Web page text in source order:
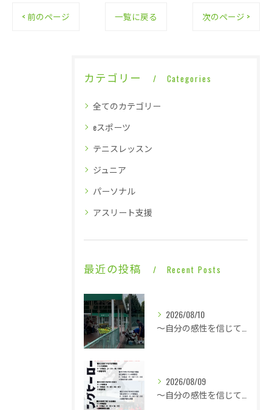
< 前のページ 一覧に戻る 次のページ >
カテゴリー Categories
全てのカテゴリー
eスポーツ
テニスレッスン
ジュニア
パーソナル
アスリート支援
最近の投稿 Recent Posts
2026/08/10
2026/08/09